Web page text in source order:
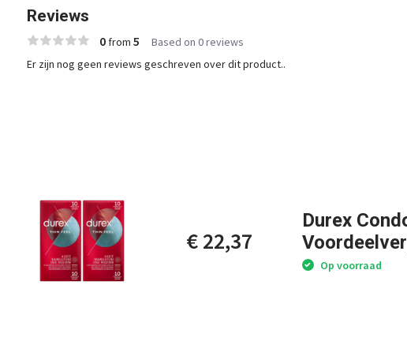
Reviews
0from 5 Based on 0 reviews
Er zijn nog geen reviews geschreven over dit product..
€ 22,37
Durex
Op voorraad